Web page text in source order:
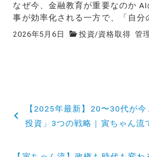
なぜ今、金融教育が重要なのか
事が効率化される一方で、「自分
2026年5月6日 投資/資格取得 管
稿
【2025年最新】20〜30代が
投資」3つの戦略｜寅ちゃん流